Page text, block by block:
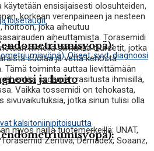
ja hoito
loisetaudit
ensisijaisesti olosuhteiden,
korkean verenpaineen ja nesteen
hoitoon, joka aiheutuu
aiheuttamista. Torasemidi
nimellä silmukka diureetit, jotka
suolaa ja vettä kehosta
Tämä toiminta auttaa lievittämään
sydämen rasitusta ihmisillä,
Vaikka tossemidi on tehokasta,
sivuvaikutuksia, jotka sinun tulisi olla
myös näillä tuotemerkeillä: UNAT,
Zentiva, Demadex, Soaanz,